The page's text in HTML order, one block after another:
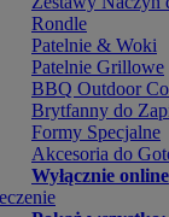
Rondle
Patelnie & Woki
Patelnie Grillowe
BBQ Outdoor
Brytfanny do
Formy Specjalne
Akcesoria do
Wyłącznie online